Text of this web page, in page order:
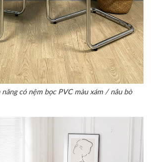
năng có nệm bọc PVC màu xám / nâu bò